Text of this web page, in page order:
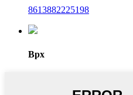
8613882225198
Врх